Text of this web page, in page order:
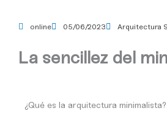
online 05/06/2023 Arquitectura
La sencillez del
¿Qué es la arquitectura minimalista?